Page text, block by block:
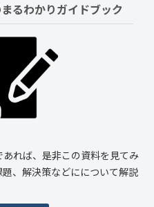
まるわかりガイドブック
れば、是非この資料を見てみ
、解決策などにについて解説